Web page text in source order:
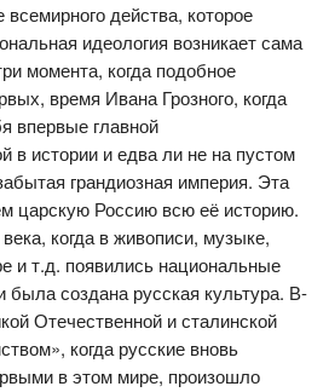
действа, которое
идеология возникает сама
момента, когда подобное
время Ивана Грозного, когда
впервые главной
в истории и едва ли не на пустом
грандиозная империя. Эта
царскую Россию всю её историю.
когда в живописи, музыке,
и т.д. появились национальные
была создана русская культура. В-
Отечественной и сталинской
когда русские вновь
в этом мире, произошло